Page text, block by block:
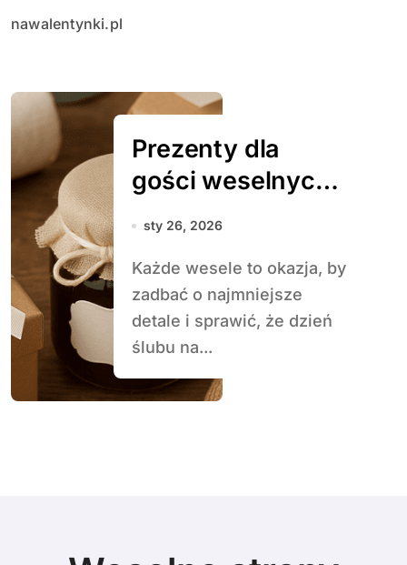
nawalentynki.pl
Prezenty dla
gości weselnych –
pomysły na
sty 26, 2026
Każde wesele to okazja, by
zadbać o najmniejsze
detale i sprawić, że dzień
ślubu na...